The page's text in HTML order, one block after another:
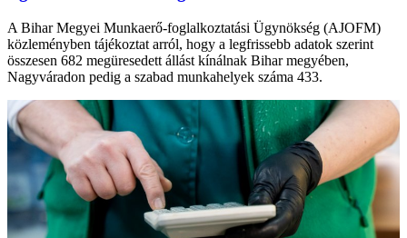
A Bihar Megyei Munkaerő-foglalkoztatási Ügynökség (AJOFM)
közleményben tájékoztat arról, hogy a legfrissebb adatok szerint
összesen 682 megüresedett állást kínálnak Bihar megyében,
Nagyváradon pedig a szabad munkahelyek száma 433.